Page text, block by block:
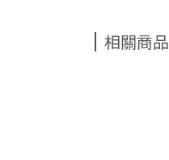
相關商品